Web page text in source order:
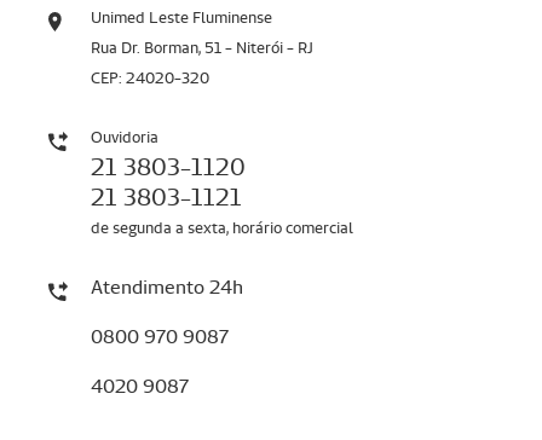
Unimed Leste Fluminense
Rua Dr. Borman, 51 - Niterói - RJ
CEP: 24020-320
Ouvidoria
21 3803-1120
21 3803-1121
de segunda a sexta, horário comercial
Atendimento 24h
0800 970 9087
4020 9087